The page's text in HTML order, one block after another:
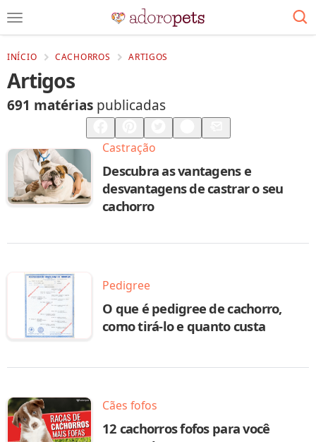
INÍCIO CACHORROS ARTIGOS
Artigos
691 matérias publicadas
Compartilhar
Salvar
Castração
Descubra as vantagens e
desvantagens de castrar o seu
cachorro
Pedigree
O que é pedigree de cachorro,
como tirá-lo e quanto custa
Cães fofos
12 cachorros fofos para você